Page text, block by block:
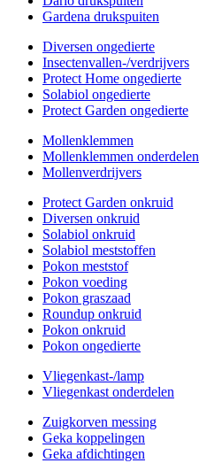
Gardena drukspuiten
Diversen ongedierte
Insectenvallen-/verdrijvers
Protect Home ongedierte
Solabiol ongedierte
Protect Garden ongedierte
Mollenklemmen
Mollenklemmen onderdelen
Mollenverdrijvers
Protect Garden onkruid
Diversen onkruid
Solabiol onkruid
Solabiol meststoffen
Pokon meststof
Pokon voeding
Pokon graszaad
Roundup onkruid
Pokon onkruid
Pokon ongedierte
Vliegenkast-/lamp
Vliegenkast onderdelen
Zuigkorven messing
Geka koppelingen
Geka afdichtingen